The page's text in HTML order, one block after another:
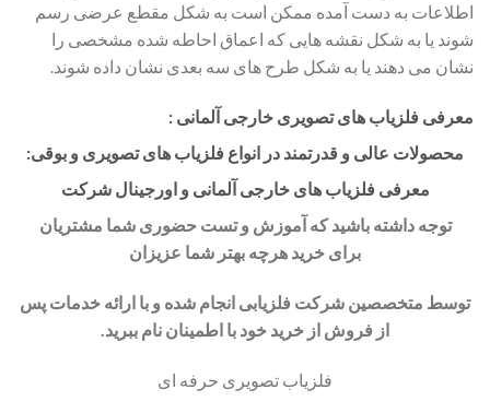
اطلاعات به دست آمده ممکن است به شکل مقطع عرضی رسم
شوند یا به شکل نقشه هایی که اعماق احاطه شده مشخصی را
نشان می دهند یا به شکل طرح های سه بعدی نشان داده شوند.
معرفی فلزیاب های تصویری خارجی آلمانی :
محصولات عالی و قدرتمند در انواع فلزیاب های تصویری و بوقی:
معرفی فلزیاب های خارجی آلمانی و اورجینال شرکت
توجه داشته باشید که آموزش و تست حضوری شما مشتریان
برای خرید هرچه بهتر شما عزیزان
توسط متخصصین شرکت فلزیابی انجام شده و با ارائه خدمات پس
از فروش از خرید خود با اطمینان نام ببرید.
فلزیاب تصویری حرفه ای